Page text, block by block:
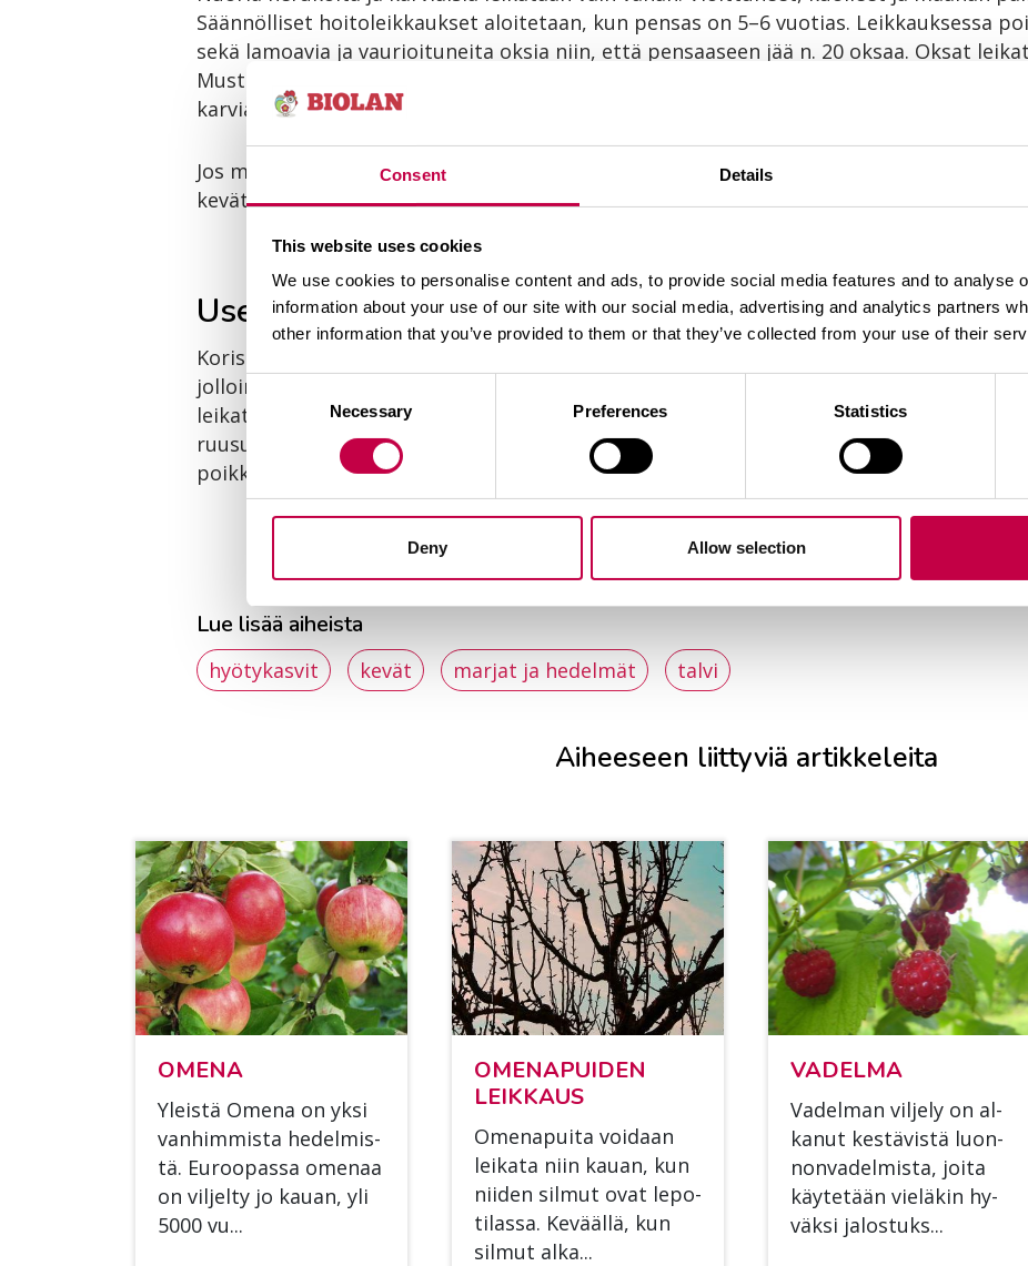
Consent Details
This website uses cookies
We use cookies to personalise content and ads, to provide social media features and to analyse
information about your use of our site with our social media, advertising and analytics partners
other information that you’ve provided to them or that they’ve collected from your use of their
Consent
Selection
Necessary Preferences Statistics
Deny Allow selection
Säännölliset hoitoleikkaukset aloitetaan, kun pensas on 5–6 vuotias. Leikkauksessa
sekä lamoavia ja vaurioituneita oksia niin, että pensaaseen jää n. 20 oksaa. Oksat
Musta- ja viherherukan tuottoisimmat oksat ovat 2–4 vuotta vanhoja kun taas puna- ja
karviaisen oksat tuottavat parhaiten ollessaan 5–6 vuotiaita. Kun oksat ovat tätä
Jos marjapensasta ei ole leikattu lainkaan moneen vuoteen, se nuorennetaan mieluiten
kevät poistetaan 1/3 versoista maata myöten. Poistettavat haarat valitaan
Useimmat koristepensaat leikataan harventamalla
Koristepensaita voidaan nuorentaa kevätleikkauksilla. Suurin osa pihan
jolloin pensaasta leikataan vaurioituneet, vanhimmat ja sammaloituneet oksat
leikata noin puolet oksien lukumäärästä. Jotkut pensaat, mm. kurttulehtiruusu,
ruusuangervo, pallohortensia ja pensashanhikki kestävät alasleikkauksen. Silloin
poikki läheltä maanpintaa.
Lue lisää aiheista
hyötykasvit kevät marjat ja hedelmät talvi
Aiheeseen liittyviä artikkeleita
OME­NA
Yleis­tä Ome­na on yksi
van­him­mis­ta he­del­mis­
tä. Eu­roo­pas­sa ome­naa
on vil­jel­ty jo kau­an, yli
5000 vu...
OME­NA­PUI­DEN
LEIK­KAUS
Ome­na­pui­ta voi­daan
lei­ka­ta niin kau­an, kun
nii­den sil­mut ovat le­po­
ti­las­sa. Ke­vääl­lä, kun
sil­mut alka...
VA­DEL­MA
Va­del­man vil­je­ly on al­
ka­nut kes­tä­vis­tä luon­
non­va­del­mis­ta, joi­ta
käy­te­tään vie­lä­kin hy­
väk­si ja­los­tuks...